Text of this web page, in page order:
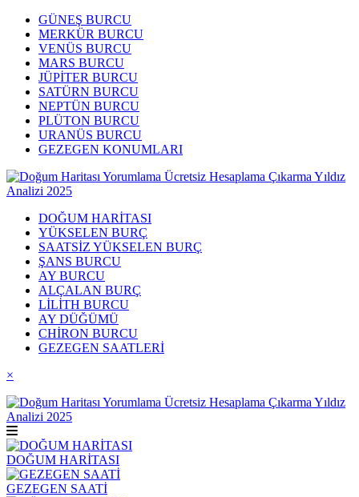
GÜNEŞ BURCU
MERKÜR BURCU
VENÜS BURCU
MARS BURCU
JÜPİTER BURCU
SATÜRN BURCU
NEPTÜN BURCU
PLÜTON BURCU
URANÜS BURCU
GEZEGEN KONUMLARI
DOĞUM HARİTASI
YÜKSELEN BURÇ
SAATSİZ YÜKSELEN BURÇ
ŞANS BURCU
AY BURCU
ALÇALAN BURÇ
LİLİTH BURCU
AY DÜĞÜMÜ
CHİRON BURCU
GEZEGEN SAATLERİ
×
DOĞUM HARİTASI
GEZEGEN SAATİ